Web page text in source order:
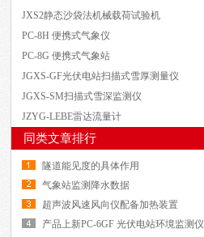
JXS2静态沙袋法机械载荷试验机
PC-8H 便携式气象仪
PC-8G 便携式气象站
JGXS-GF光伏电站扫描式雪厚测量仪
JGXS-SM扫描式雪深监测仪
JZYG-LEBE雷达流量计
同类文章排行
隧道能见度的具体作用
气象站监测降水数据
超声波风速风向仪配备加热装置
产品上新PC-6GF 光伏电站环境监测仪